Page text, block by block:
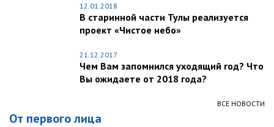
12.01.2018
В старинной части Тулы реализуется
проект «Чистое небо»
21.12.2017
Чем Вам запомнился уходящий год? Что
Вы ожидаете от 2018 года?
ВСЕ НОВОСТИ
От первого лица